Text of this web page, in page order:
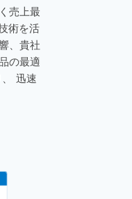
売上最
術を活
、貴社
の最適
迅速